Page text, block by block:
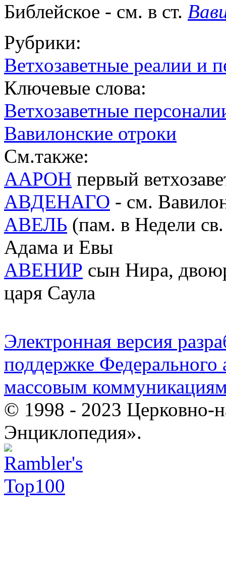
Библейское - см. в ст.
Рубрики:
Ветхозаветные реалии и
Ключевые слова:
Ветхозаветные
Вавилонские отроки
См.также:
ААРОН первый
АВДЕНАГО - см.
АВЕЛЬ (пам. в Недели
Адама и Евы
АВЕНИР сын Нира,
царя Саула
Электронная версия
поддержке Федерального
массовым
© 1998 - 2023 Церковно-
Энциклопедия».